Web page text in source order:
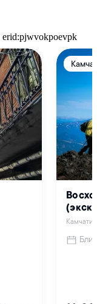
erid:pjwvokpoevpk